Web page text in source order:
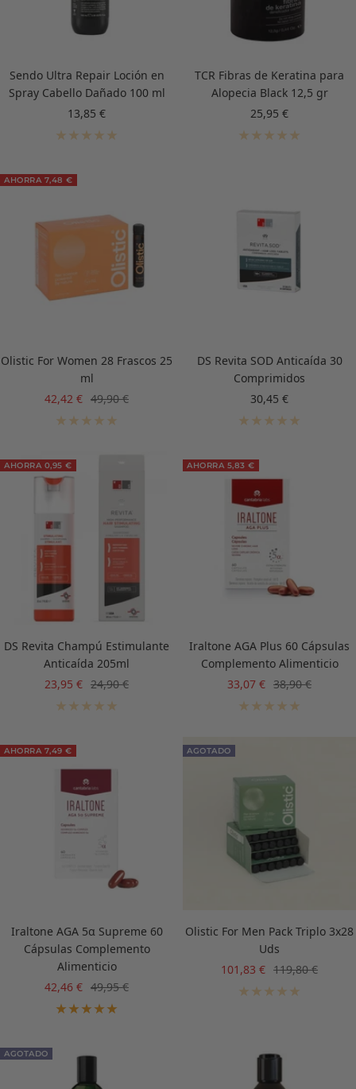
Sendo Ultra Repair Loción en
Spray Cabello Dañado 100 ml
Precio
de
13,85 €
TCR Fibras de Keratina para
Alopecia Black 12,5 gr
Precio
de
25,95 €
AHORRA 7,48 €
Olistic For Women 28 Frascos 25
ml
Precio
42,42 € Precio
normal
49,90 €
DS Revita SOD Anticaída 30
Comprimidos
Precio
de
30,45 €
AHORRA 0,95 €
DS Revita Champú Estimulante
Anticaída 205ml
Precio
23,95 € Precio
normal
24,90 €
AHORRA 5,83 €
Iraltone AGA Plus 60 Cápsulas
Complemento Alimenticio
Precio
33,07 € Precio
normal
38,90 €
AHORRA 7,49 €
Iraltone AGA 5α Supreme 60
Cápsulas Complemento
Alimenticio
Precio
42,46 € Precio
normal
49,95 €
AGOTADO
Olistic For Men Pack Triplo 3x28
Uds
Precio
101,83 € Precio
normal
119,80 €
AGOTADO